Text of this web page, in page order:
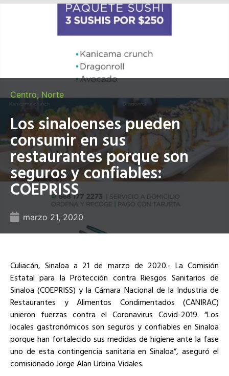
Centro, Norte
Los sinaloenses pueden
consumir en sus
restaurantes porque son
seguros y confiables:
COEPRISS
marzo 21, 2020
Culiacán, Sinaloa a 21 de marzo de 2020.- La Comisión
Estatal para la Protección contra Riesgos Sanitarios de
Sinaloa (COEPRISS) y la Cámara Nacional de la Industria de
Restaurantes y Alimentos Condimentados (CANIRAC)
unieron fuerzas contra el Coronavirus Covid-2019. “Los
locales gastronómicos son seguros y confiables en Sinaloa
porque han fortalecido sus medidas de higiene ante la fase
uno de esta contingencia sanitaria en Sinaloa”, aseguró el
comisionado Jorge Alan Urbina Vidales.